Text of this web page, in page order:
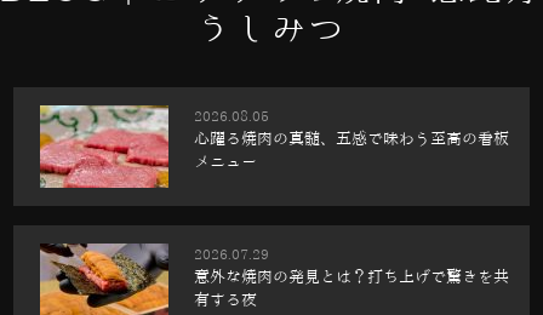
うしみつ
2026.08.05
心躍る焼肉の真髄、五感で味わう至高の看板
メニュー
2026.07.29
意外な焼肉の発見とは？打ち上げで驚きを共
有する夜